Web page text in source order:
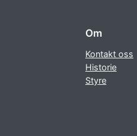
Om
Kontakt oss
Historie
Styre